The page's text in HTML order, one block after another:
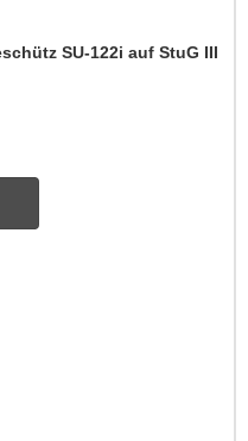
SU-122i auf StuG III